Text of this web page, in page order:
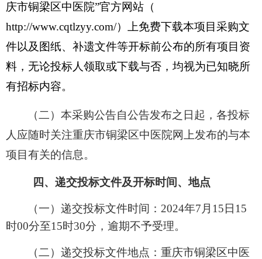
庆市铜梁区中医院”官方网站（
http://www.cqtlzyy.com/）
上免费下载本项目采购文
件以及图纸、补遗文件等开标前公布的所有项目资
料，无论投标人领取或下载与否，均视为已知晓所
有招标内容。
（二）本采购公告自公告发布之日起，各投标
人应随时关注重庆市铜梁区中医院网
上发布的与本
项目有关的信息。
四、递交投标文件及开标时间、地点
（一）递交投标文件时间： 2024年7 月 15 日 15
时00分至1 5时30分，逾期不予受理。
（二）递交投标文件地点：重庆市铜梁区中医